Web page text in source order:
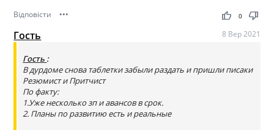
Відповісти ••• thumb_up thumb_down
0
Гость 8 Вер 2021
Гость :
В дурдоме снова таблетки забыли раздать и пришли писаки
Резюмист и Притчист
По факту:
1.Уже несколько зп и авансов в срок.
2. Планы по развитию есть и реальные